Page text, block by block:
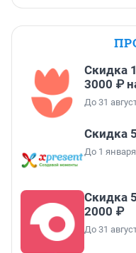
Скидка
3000 ₽
До 31
Скидка
До 1
Скидка
2000 ₽
До 31